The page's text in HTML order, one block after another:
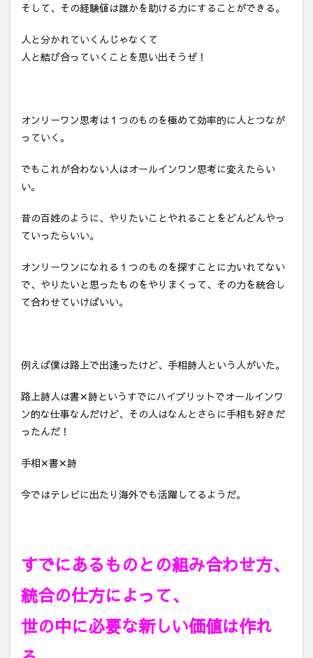
そして、その経験値は誰かを助ける力にすることができる。
人と分かれていくんじゃなくて
人と結び合っていくことを思い出そうぜ！
オンリーワン思考は１つのものを極めて効率的に人とつなが
っていく。
でもこれが合わない人はオールインワン思考に変えたらい
い。
昔の百姓のように、やりたいことやれることをどんどんやっ
ていったらいい。
オンリーワンになれる１つのものを探すことに力いれてない
で、やりたいと思ったものをやりまくって、その力を統合し
て合わせていけばいい。
例えば僕は路上で出逢ったけど、手相詩人という人がいた。
路上詩人は書✕詩というすでにハイブリットでオールインワ
ン的な仕事なんだけど、その人はなんとさらに手相も好きだ
ったんだ！
手相✕書✕詩
今ではテレビに出たり海外でも活躍してるようだ。
すでにあるものとの組み合わせ方、
統合の仕方によって、
世の中に必要な新しい価値は作れ